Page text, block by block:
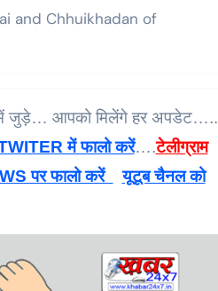
and Chhuikhadan of
जुड़े… आपको मिलेंगे हर अपडेट…..
में फालो करें….टेलीग्राम
पर फालो करें
यूटूब चैनल को